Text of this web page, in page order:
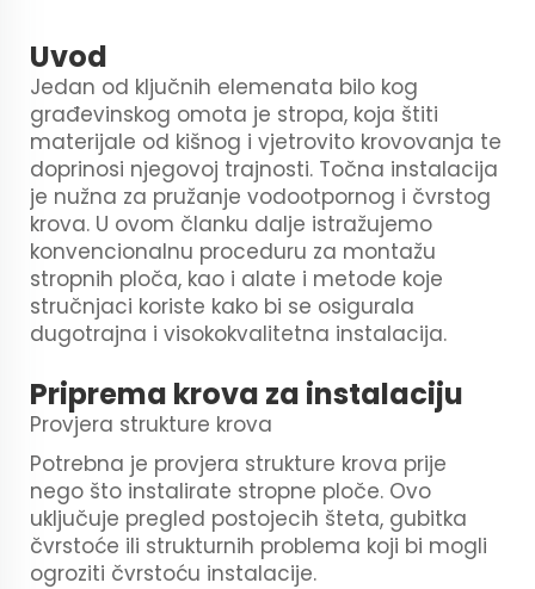
Uvod
Jedan od ključnih elemenata bilo kog
građevinskog omota je stropa, koja štiti
materijale od kišnog i vjetrovito krovovanja te
doprinosi njegovoj trajnosti. Točna instalacija
je nužna za pružanje vodootpornog i čvrstog
krova. U ovom članku dalje istražujemo
konvencionalnu proceduru za montažu
stropnih ploča, kao i alate i metode koje
stručnjaci koriste kako bi se osigurala
dugotrajna i visokokvalitetna instalacija.
Priprema krova za instalaciju
Provjera strukture krova
Potrebna je provjera strukture krova prije
nego što instalirate stropne ploče. Ovo
uključuje pregled postojecih šteta, gubitka
čvrstoće ili strukturnih problema koji bi mogli
ogroziti čvrstoću instalacije.